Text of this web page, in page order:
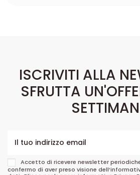
ISCRIVITI ALLA
SFRUTTA
Accetto di ricevere newsletter
confermo di aver preso visione